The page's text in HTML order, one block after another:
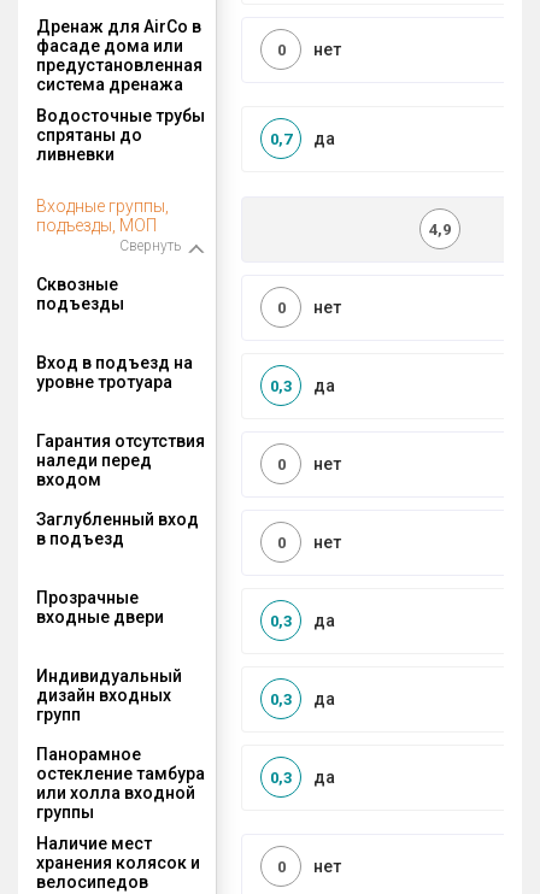
Дренаж для AirCo в
фасаде дома или
предустановленная
система дренажа
нет
0
Водосточные трубы
спрятаны до
ливневки
да
0,7
Входные группы,
подъезды, МОП
Свернуть
4,9
Сквозные
подъезды
нет
0
Вход в подъезд на
уровне тротуара
да
0,3
Гарантия отсутствия
наледи перед
входом
нет
0
Заглубленный вход
в подъезд
нет
0
Прозрачные
входные двери
да
0,3
Индивидуальный
дизайн входных
групп
да
0,3
Панорамное
остекление тамбура
или холла входной
группы
да
0,3
Наличие мест
хранения колясок и
велосипедов
нет
0